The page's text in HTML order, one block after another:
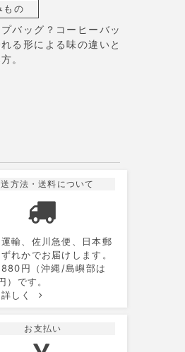
もの
プバッグ？コーヒーバッ
る形による味の違いと
。
2026.11
金
2
3
9
10
16
23
24
方法・送料について
輸、佐川急便、日本郵
れかでお届けします。
円（沖縄/島嶼部は
）です。
しく
お支払い